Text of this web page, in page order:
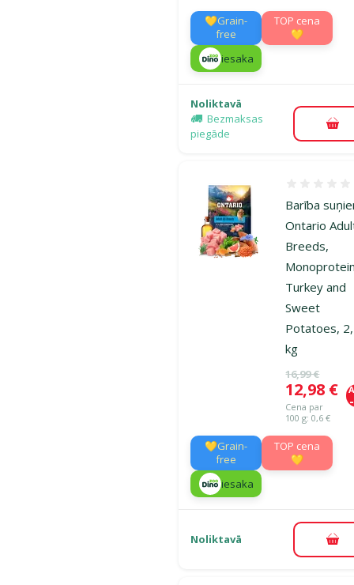
💛Grain-
free
TOP cena
💛
iesaka
Noliktavā
Bezmaksas
piegāde
Barība
Ontario
Breeds,
Turkey and
Sweet
Potatoes,
kg
Oriģinālā
16,99 €
Cena
12,98 €
Cena par
100 g: 0,6 €
💛Grain-
free
TOP cena
💛
iesaka
Noliktavā